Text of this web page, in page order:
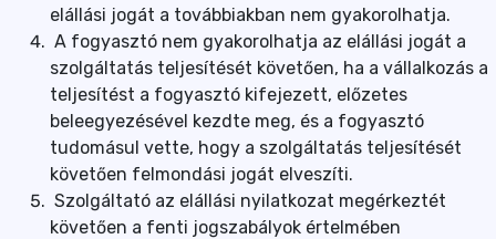
elállási jogát a továbbiakban nem gyakorolhatja.
A fogyasztó nem gyakorolhatja az elállási jogát a
szolgáltatás teljesítését követően, ha a vállalkozás a
teljesítést a fogyasztó kifejezett, előzetes
beleegyezésével kezdte meg, és a fogyasztó
tudomásul vette, hogy a szolgáltatás teljesítését
követően felmondási jogát elveszíti.
Szolgáltató az elállási nyilatkozat megérkeztét
követően a fenti jogszabályok értelmében